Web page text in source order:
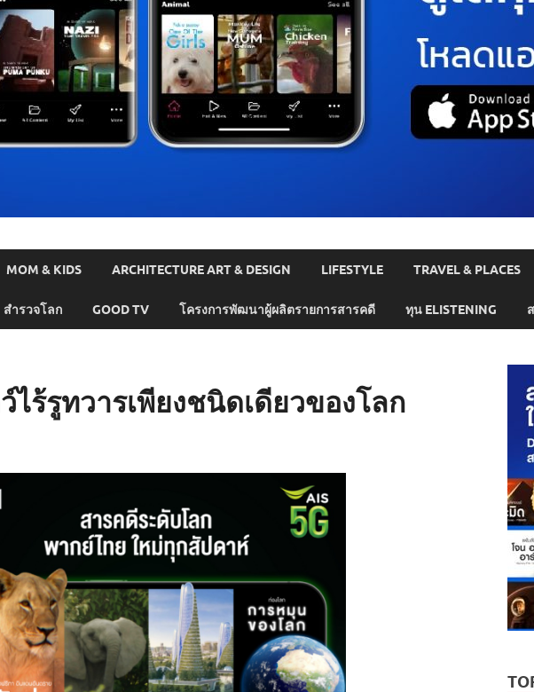
MOM & KIDS ARCHITECTURE ART & DESIGN LIFESTYLE TRAVEL & PLACES
สำรวจโลก GOOD TV โครงการพัฒนาผู้ผลิตรายการสารคดี ทุน ELISTENING
ร้รูทวารเพียงชนิดเดียวของโลก